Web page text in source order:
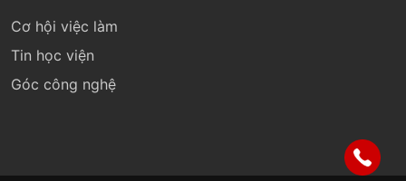
Cơ hội việc làm
Tin học viện
Góc công nghệ